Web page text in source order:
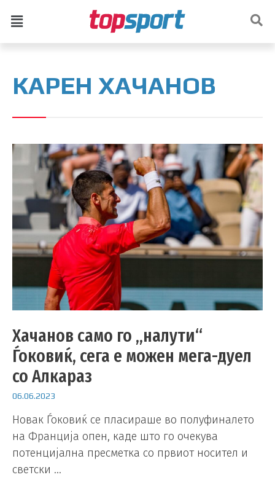
КАРЕН ХАЧАНОВ
Хачанов само го „налути“
Ѓоковиќ, сега е можен мега-дуел
со Алкараз
06.06.2023
Новак Ѓоковиќ се пласираше во полуфиналето
на Франција опен, каде што го очекува
потенцијална пресметка со првиот носител и
светски …